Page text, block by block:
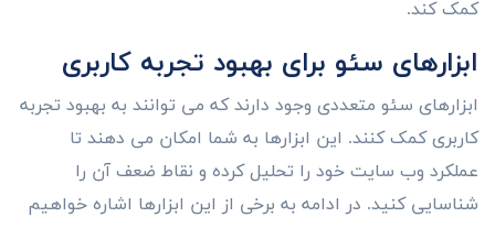
کمک کند.
ابزارهای سئو برای بهبود تجربه کاربری
ابزارهای سئو متعددی وجود دارند که می توانند به بهبود تجربه
کاربری کمک کنند. این ابزارها به شما امکان می دهند تا
عملکرد وب سایت خود را تحلیل کرده و نقاط ضعف آن را
شناسایی کنید. در ادامه به برخی از این ابزارها اشاره خواهیم